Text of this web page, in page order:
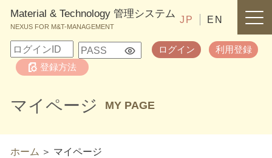
Material & Technology 管理システム
NEXUS FOR M&T-MANAGEMENT
ログイン
利用登録
登録方法
JP EN
マイページ MY PAGE
ホーム マイページ